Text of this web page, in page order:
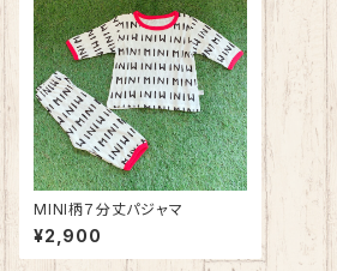
MINI柄７分丈パジャマ
¥2,900